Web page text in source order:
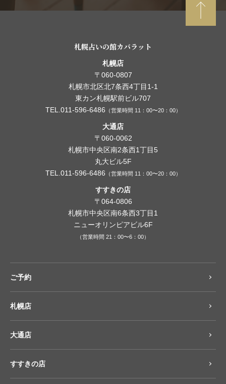
札幌占いの館カバラット
札幌店
〒060-0807
札幌市北区北7条西4丁目1-1
東カン札幌駅前ビル707
TEL.011-596-6486 （営業時間 11：00〜20：00）
大通店
〒060-0062
札幌市中央区南2条西1丁目5
丸大ビル5F
TEL.011-596-6486 （営業時間 11：00〜20：00）
すすきの店
〒064-0806
札幌市中央区南6条西3丁目1
ニューオリンピアビル6F
（営業時間 21：00〜6：00）
ご予約
札幌店
大通店
すすきの店